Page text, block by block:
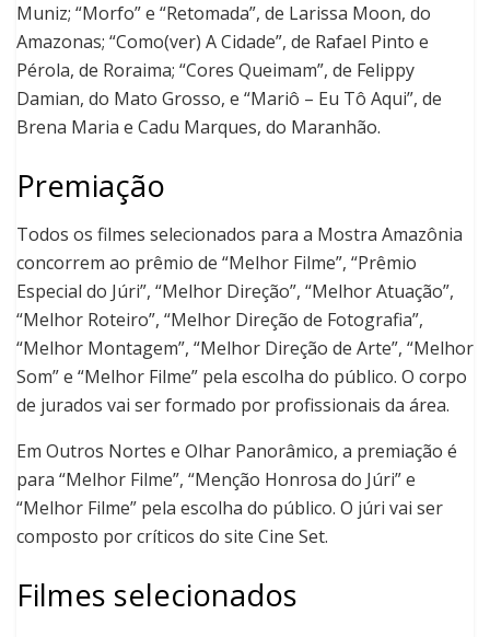
Muniz; “Morfo” e “Retomada”, de Larissa Moon, do
Amazonas; “Como(ver) A Cidade”, de Rafael Pinto e
Pérola, de Roraima; “Cores Queimam”, de Felippy
Damian, do Mato Grosso, e “Mariô – Eu Tô Aqui”, de
Brena Maria e Cadu Marques, do Maranhão.
Premiação
Todos os filmes selecionados para a Mostra Amazônia
concorrem ao prêmio de “Melhor Filme”, “Prêmio
Especial do Júri”, “Melhor Direção”, “Melhor Atuação”,
“Melhor Roteiro”, “Melhor Direção de Fotografia”,
“Melhor Montagem”, “Melhor Direção de Arte”, “Melhor
Som” e “Melhor Filme” pela escolha do público. O corpo
de jurados vai ser formado por profissionais da área.
Em Outros Nortes e Olhar Panorâmico, a premiação é
para “Melhor Filme”, “Menção Honrosa do Júri” e
“Melhor Filme” pela escolha do público. O júri vai ser
composto por críticos do site Cine Set.
Filmes selecionados